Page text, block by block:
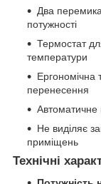
Два
потужності
Термостат
температури
Ергономічна
перенесення
Автоматичне
Не виділяє
приміщень
Технічні